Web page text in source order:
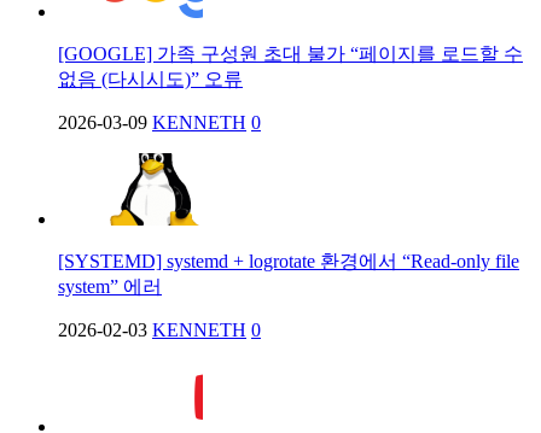
[GOOGLE] 가족 구성원 초대 불가 “페이지를 로드할 수
없음 (다시시도)” 오류
2026-03-09 KENNETH 0
[SYSTEMD] systemd + logrotate 환경에서 “Read-only file
system” 에러
2026-02-03 KENNETH 0